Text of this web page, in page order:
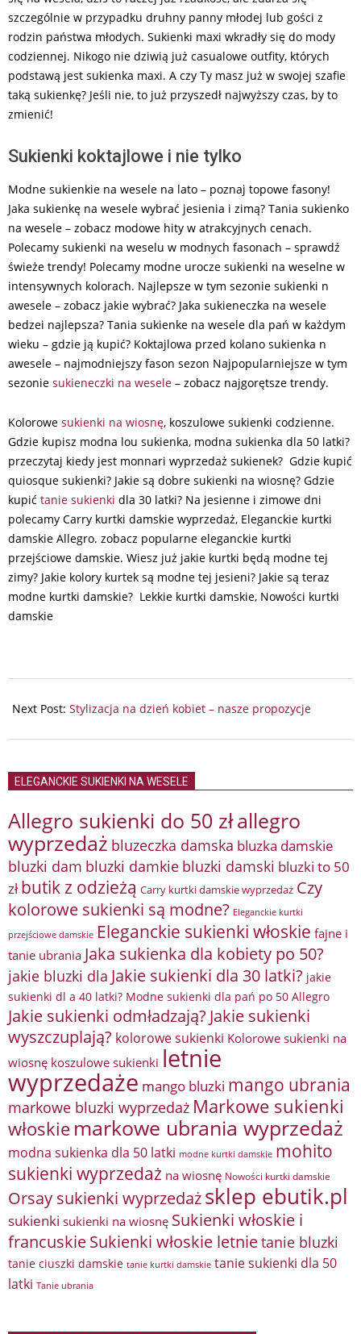
szczególnie w przypadku druhny panny młodej lub gości z
rodzin państwa młodych. Sukienki maxi wkradły się do mody
codziennej. Nikogo nie dziwią już casualowe outfity, których
podstawą jest sukienka maxi. A czy Ty masz już w swojej szafie
taką sukienkę? Jeśli nie, to już przyszedł najwyższy czas, by to
zmienić!
Sukienki koktajlowe i nie tylko
Modne sukienkie na wesele na lato – poznaj topowe fasony!
Jaka sukienkę na wesele wybrać jesienia i zimą? Tania sukienko
na wesele – zobacz modowe hity w atrakcyjnych cenach.
Polecamy sukienki na weselu w modnych fasonach – sprawdź
świeże trendy! Polecamy modne urocze sukienki na weselne w
intensywnych kolorach. Najlepsze w tym sezonie sukienki n
awesele – zobacz jakie wybrać? Jaka sukieneczka na wesele
bedzei najlepsza? Tania sukienke na wesele dla pań w każdym
wieku – gdzie ją kupić? Koktajlowa przed kolano sukienka n
awesele – najmodniejszy fason sezon Najpopularniejsze w tym
sezonie sukieneczki na wesele – zobacz najgorętsze trendy.
Kolorowe sukienki na wiosnę, koszulowe sukienki codzienne.
Gdzie kupisz modna lou sukienka, modna sukienka dla 50 latki?
przeczytaj kiedy jest monnari wyprzedaż sukienek? Gdzie kupić
quiosque sukienki? Jakie są dobre sukienki na wiosnę? Gdzie
kupić tanie sukienki dla 30 latki? Na jesienne i zimowe dni
polecamy Carry kurtki damskie wyprzedaż, Eleganckie kurtki
damskie Allegro. zobacz popularne eleganckie kurtki
przejściowe damskie. Wiesz już jakie kurtki będą modne tej
zimy? Jakie kolory kurtek są modne tej jesieni? Jakie są teraz
modne kurtki damskie? Lekkie kurtki damskie, Nowości kurtki
damskie
09-
Next Post: Stylizacja na dzień kobiet – nasze propozycje
ELEGANCKIE SUKIENKI NA WESELE
Allegro sukienki do 50 złallegro
wyprzedaż bluzeczka damska bluzka damskie
bluzki dam bluzki damkie bluzki damski bluzki to 50
zł butik z odzieżą Carry kurtki damskie wyprzedaż Czy
kolorowe sukienki są modne? Eleganckie kurtki
przejściowe damskie Eleganckie sukienki włoskie fajne i
tanie ubrania Jaka sukienka dla kobiety po 50?
jakie bluzki dla Jakie sukienki dla 30 latki? jakie
sukienki dl a 40 latki? Modne sukienki dla pań po 50 Allegro
Jakie sukienki odmładzają? Jakie sukienki
wyszczuplają? kolorowe sukienki Kolorowe sukienki na
wiosnę koszulowe sukienki letnie
wyprzedaże mango bluzki mango ubrania
markowe bluzki wyprzedaż Markowe sukienki
włoskie markowe ubrania wyprzedaż
modna sukienka dla 50 latki modne kurtki damskie mohito
sukienki wyprzedaż na wiosnę Nowości kurtki damskie
Orsay sukienki wyprzedażsklep ebutik.pl
sukienki sukienki na wiosnę Sukienki włoskie i
francuskieSukienki włoskie letnietanie bluzki
tanie ciuszki damskie tanie kurtki damskie tanie sukienki dla 50
latki Tanie ubrania